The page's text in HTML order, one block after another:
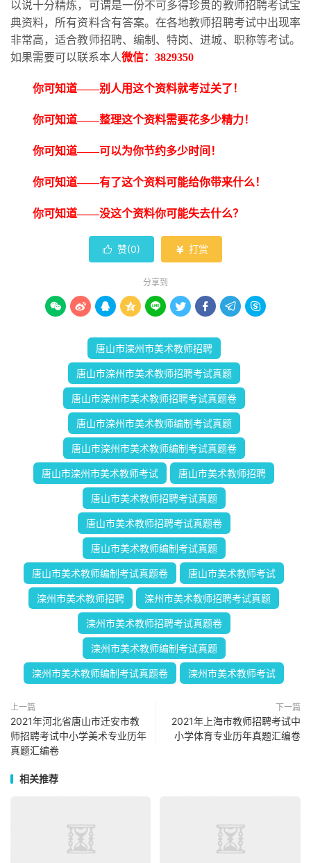
以说十分精炼，可谓是一份不可多得珍贵的教师招聘考试宝
典资料，所有资料含有答案。在各地教师招聘考试中出现率
非常高，适合教师招聘、编制、特岗、进城、职称等考试。
如果需要可以联系本人微信： 3829350
你可知道——别人用这个资料就考过关了！
你可知道——整理这个资料需要花多少精力！
你可知道——可以为你节约多少时间！
你可知道——有了这个资料可能给你带来什么！
你可知道——没这个资料你可能失去什么？
 赞(0)  打赏
分享到
        
唐山市滦州市美术教师招聘
唐山市滦州市美术教师招聘考试真题
唐山市滦州市美术教师招聘考试真题卷
唐山市滦州市美术教师编制考试真题
唐山市滦州市美术教师编制考试真题卷
唐山市滦州市美术教师考试 唐山市美术教师招聘
唐山市美术教师招聘考试真题
唐山市美术教师招聘考试真题卷
唐山市美术教师编制考试真题
唐山市美术教师编制考试真题卷 唐山市美术教师考试
滦州市美术教师招聘 滦州市美术教师招聘考试真题
滦州市美术教师招聘考试真题卷
滦州市美术教师编制考试真题
滦州市美术教师编制考试真题卷 滦州市美术教师考试
上一篇
2021年河北省唐山市迁安市教
师招聘考试中小学美术专业历年
真题汇编卷
下一篇
2021年上海市教师招聘考试中
小学体育专业历年真题汇编卷
相关推荐